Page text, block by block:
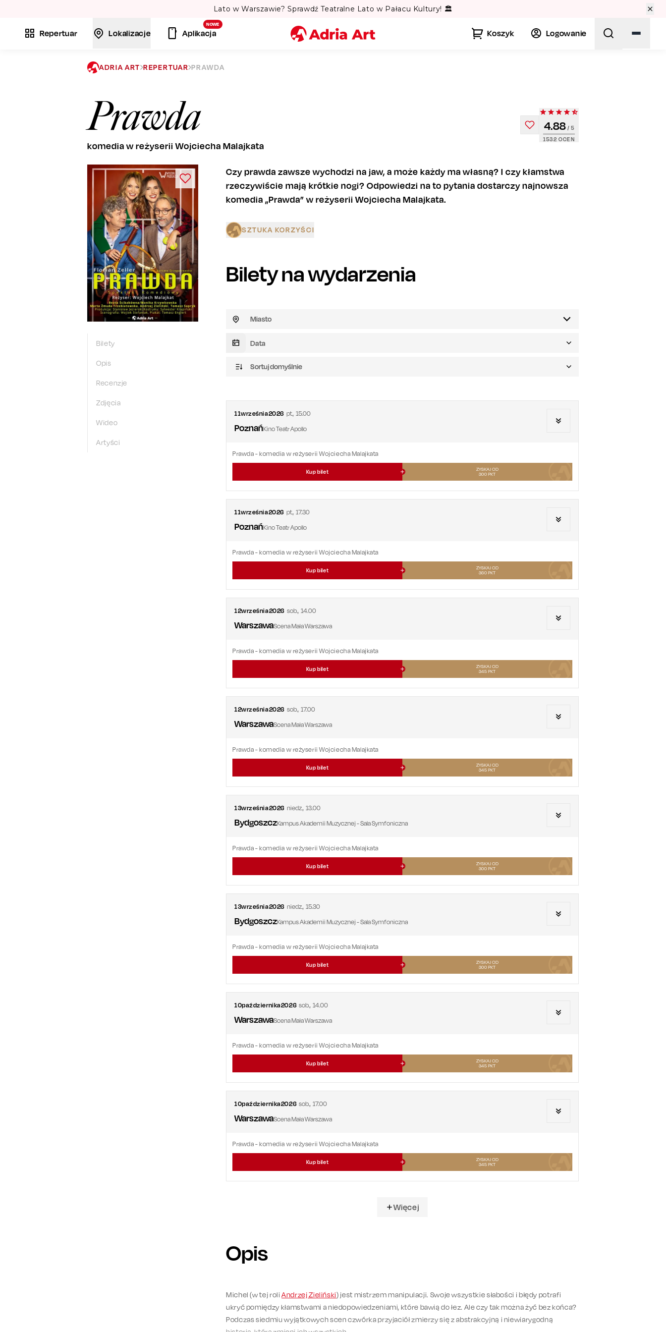
Lato w Warszawie? Sprawdź Teatralne Lato w Pałacu Kultury! 🏛️
Repertuar Lokalizacje
NOWE
Aplikacja Koszyk Logowanie
ADRIA ART REPERTUAR PRAWDA
Prawda
komedia w reżyserii Wojciecha Malajkata
4.88 / 5
1532 OCEN
Bilety
Opis
Recenzje
Zdjęcia
Wideo
Artyści
Czy prawda zawsze wychodzi na jaw, a może każdy ma własną? I czy kłamstwa
rzeczywiście mają krótkie nogi? Odpowiedzi na to pytania dostarczy najnowsza
komedia „Prawda” w reżyserii Wojciecha Malajkata.
SZTUKA KORZYŚCI
Bilety na wydarzenia
Miasto
Sortuj domyślnie
11września2026 pt., 15.00
PoznańKino Teatr Apollo
Prawda - komedia w reżyserii Wojciecha Malajkata
Kup bilet
ZYSKAJ OD
300 PKT
11września2026 pt., 17.30
PoznańKino Teatr Apollo
Prawda - komedia w reżyserii Wojciecha Malajkata
Kup bilet
ZYSKAJ OD
360 PKT
12września2026 sob., 14.00
WarszawaScena Mała Warszawa
Prawda - komedia w reżyserii Wojciecha Malajkata
Kup bilet
ZYSKAJ OD
345 PKT
12września2026 sob., 17.00
WarszawaScena Mała Warszawa
Prawda - komedia w reżyserii Wojciecha Malajkata
Kup bilet
ZYSKAJ OD
345 PKT
13września2026 niedz., 13.00
BydgoszczKampus Akademii Muzycznej - Sala Symfoniczna
Prawda - komedia w reżyserii Wojciecha Malajkata
Kup bilet
ZYSKAJ OD
300 PKT
13września2026 niedz., 15.30
BydgoszczKampus Akademii Muzycznej - Sala Symfoniczna
Prawda - komedia w reżyserii Wojciecha Malajkata
Kup bilet
ZYSKAJ OD
300 PKT
10października2026 sob.,14.00
WarszawaScena Mała Warszawa
Prawda - komedia w reżyserii Wojciecha Malajkata
Kup bilet
ZYSKAJ OD
345 PKT
10października2026 sob.,17.00
WarszawaScena Mała Warszawa
Prawda - komedia w reżyserii Wojciecha Malajkata
Kup bilet
ZYSKAJ OD
345 PKT
Więcej
Opis
Michel (w tej roliAndrzej Zieliński) jest mistrzem manipulacji. Swoje wszystkie słabości i błędy potrafi
ukryć pomiędzy kłamstwami a niedopowiedzeniami, które bawią do łez. Ale czy tak można żyć bez końca?
Podczas siedmiu wyjątkowych scen czwórka przyjaciół zmierzy się z abstrakcyjną i niewiarygodną